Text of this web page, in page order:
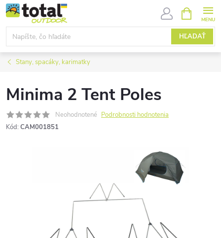
Prejsť
na
obsah
HĽADAŤ
KOŠÍK
Stany, spacáky, karimatky
Minima 2 Tent Poles
Neohodnotené Podrobnosti hodnotenia
Kód: CAM001851